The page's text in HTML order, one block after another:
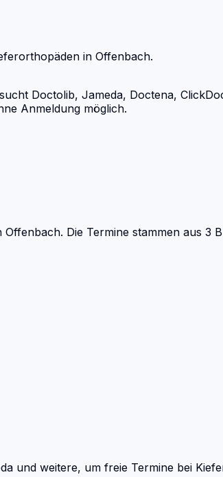
in Offenbach.
Doctolib, Jameda, Doctena,
Anmeldung möglich.
Offenbach. Die Termine stammen aus 3
und weitere, um freie Termine bei